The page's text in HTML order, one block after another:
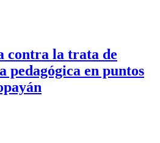
contra la trata de
pedagógica en puntos